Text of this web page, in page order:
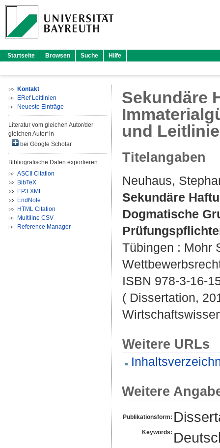
Startseite Browsen Suche Hilfe
Kontakt
ERef Leitlinien
Neueste Einträge
Literatur vom gleichen Autor/der
gleichen Autor*in
bei Google Scholar
Bibliografische Daten exportieren
ASCII Citation
BibTeX
EP3 XML
EndNote
HTML Citation
Multiline CSV
Reference Manager
Sekundäre
und
Titelangaben
Neuhaus,
Sekundäre
Dogmatische
Tübingen : Mohr
ISBN 978-3-16-
( Dissertation,
Weitere URLs
Weitere
Publikationsform:
Keywords: